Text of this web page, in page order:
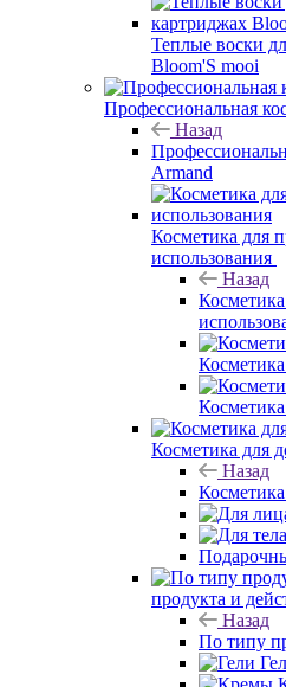
Теплые воски
Bloom'S mooi
Профессиональная
Назад
Armand
Косметика для
использования
Назад
Косметика для
Назад
продукта и
Назад
По типу